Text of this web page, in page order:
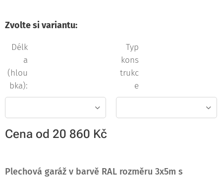
Zvolte si variantu:
Délk
a
(hlou
bka):
Typ
kons
trukc
e
Cena od 20 860 Kč
Plechová garáž v barvě RAL rozměru 3x5m s